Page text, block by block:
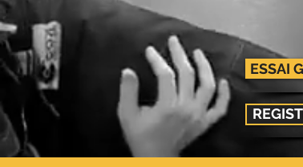
ESSAI